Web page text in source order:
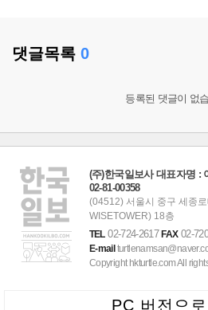
댓글목록 0
등록된 댓글이 없
(주)한국일보사 대표자명 :
02-81-00358
(04512) 서울시 중구 세종
WISETOWER) 18층
TEL02-724-2617FAX02-
E-mail
Copyright hkturtle.com All
PC 버전으